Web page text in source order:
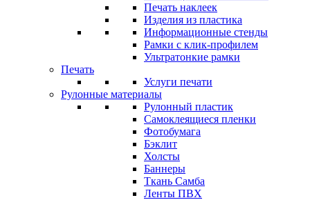
Печать наклеек
Изделия из пластика
Информационные стенды
Рамки с клик-профилем
Ультратонкие рамки
Печать
Услуги печати
Рулонные материалы
Рулонный пластик
Самоклеящиеся пленки
Фотобумага
Бэклит
Холсты
Баннеры
Ткань Самба
Ленты ПВХ